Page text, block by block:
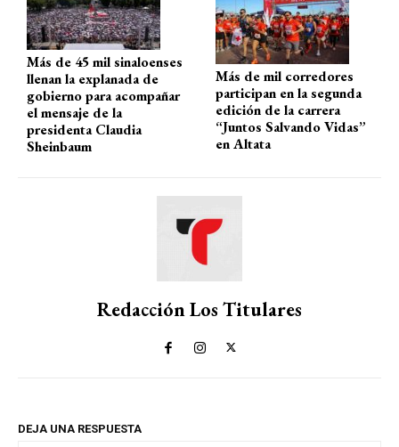
p
k
Más de 45 mil sinaloenses
llenan la explanada de
gobierno para acompañar
el mensaje de la
presidenta Claudia
Sheinbaum
Más de mil corredores
participan en la segunda
edición de la carrera
“Juntos Salvando Vidas”
en Altata
Redacción Los Titulares
DEJA UNA RESPUESTA